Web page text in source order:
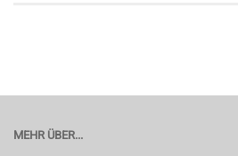
MEHR ÜBER...